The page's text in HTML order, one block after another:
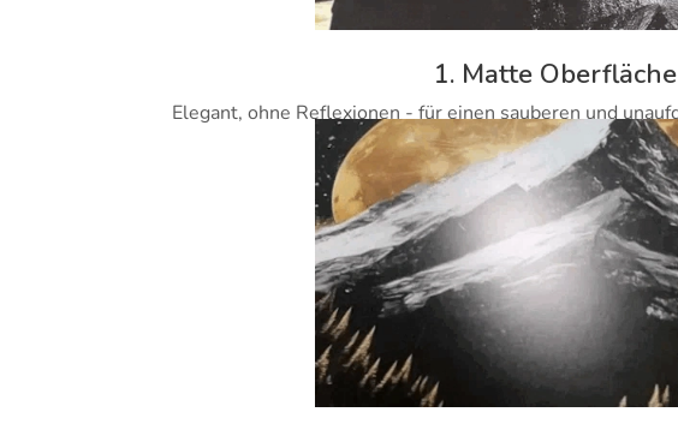
1. Matte Oberfläche
Elegant, ohne Reflexionen - für einen sauberen und